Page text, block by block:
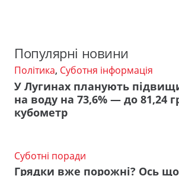
Популярні новини
Політика, Суботня інформація
У Лугинах планують
на воду на 73,6% — до 81,24
кубометр
Суботні поради
Грядки вже порожні? Ось